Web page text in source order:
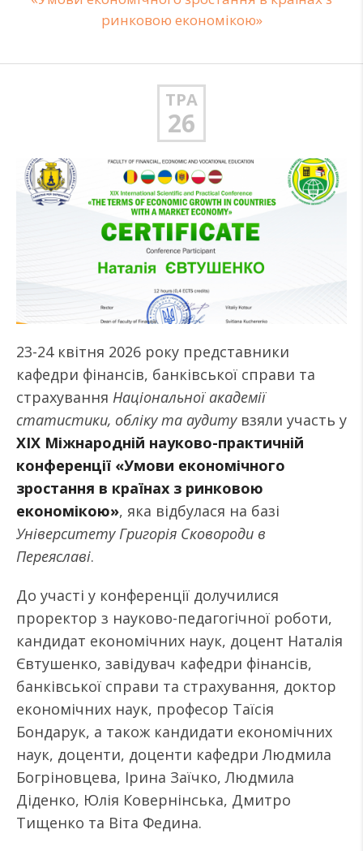
ринковою економікою»
ТРА
26
23-24 квітня 2026 року представники
кафедри фінансів, банківської справи та
страхування Національної академії
статистики, обліку та аудитувзяли участь у
XIX Міжнародній науково-практичній
конференції «Умови економічного
зростання в країнах з ринковою
економікою», яка відбулася на базі
Університету Григорія Сковороди в
Переяславі.
До участі у конференції долучилися
проректор з науково-педагогічної роботи,
кандидат економічних наук, доцент Наталія
Євтушенко, завідувач кафедри фінансів,
банківської справи та страхування, доктор
економічних наук, професор Таїсія
Бондарук, а також кандидати економічних
наук, доценти, доценти кафедри Людмила
Богріновцева, Ірина Заїчко, Людмила
Діденко, Юлія Ковернінська, Дмитро
Тищенко та Віта Федина.